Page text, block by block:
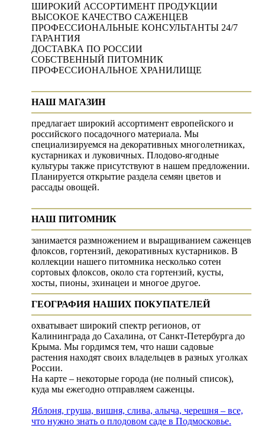
ШИРОКИЙ АССОРТИМЕНТ ПРОДУКЦИИ
ВЫСОКОЕ КАЧЕСТВО САЖЕНЦЕВ
ПРОФЕССИОНАЛЬНЫЕ КОНСУЛЬТАНТЫ 24/7
ГАРАНТИЯ
ДОСТАВКА ПО РОССИИ
СОБСТВЕННЫЙ ПИТОМНИК
ПРОФЕССИОНАЛЬНОЕ ХРАНИЛИЩЕ
НАШ МАГАЗИН
предлагает широкий ассортимент европейского и
российского посадочного материала. Мы
специализируемся на декоративных многолетниках,
кустарниках и луковичных. Плодово-ягодные
культуры также присутствуют в нашем предложении.
Планируется открытие раздела семян цветов и
рассады овощей.
НАШ ПИТОМНИК
занимается размножением и выращиванием саженцев
флоксов, гортензий, декоративных кустарников. В
коллекции нашего питомника несколько сотен
сортовых флоксов, около ста гортензий, кусты,
хосты, пионы, эхинацеи и многое другое.
ГЕОГРАФИЯ НАШИХ ПОКУПАТЕЛЕЙ
охватывает широкий спектр регионов, от
Калининграда до Сахалина, от Санкт-Петербурга до
Крыма. Мы гордимся тем, что наши садовые
растения находят своих владельцев в разных уголках
России.
На карте – некоторые города (не полный список),
куда мы ежегодно отправляем саженцы.
Яблоня, груша, вишня, слива, алыча, черешня – все,
что нужно знать о плодовом саде в Подмосковье.